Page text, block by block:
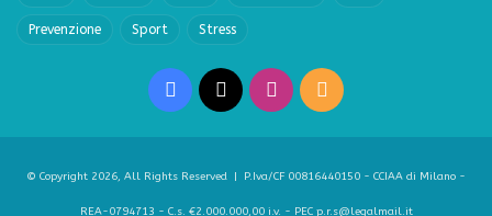
Prevenzione Sport Stress
Facebook Instagram
RSS
© Copyright 2026, All Rights Reserved | P.Iva/CF 00816440150 - CCIAA di Milano -
REA-0794713 - C.s. €2.000.000,00 i.v. - PEC p.r.s@legalmail.it